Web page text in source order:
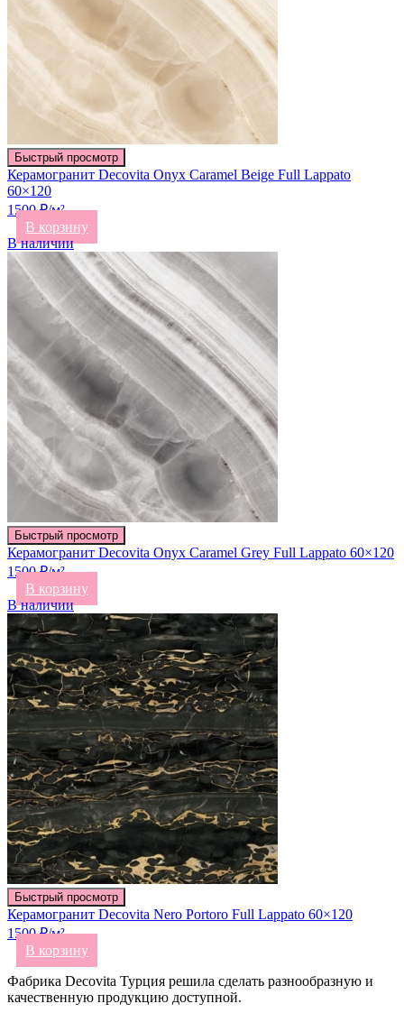
Быстрый просмотр
Керамогранит Decovita Onyx Caramel Beige Full Lappato
60×120
1500 ₽/м²
В корзину
В наличии
Быстрый просмотр
Керамогранит Decovita Onyx Caramel Grey Full Lappato 60×120
1500 ₽/м²
В корзину
В наличии
Быстрый просмотр
Керамогранит Decovita Nero Portoro Full Lappato 60×120
1500 ₽/м²
В корзину
Фабрика Decovita Турция решила сделать разнообразную и
качественную продукцию доступной.